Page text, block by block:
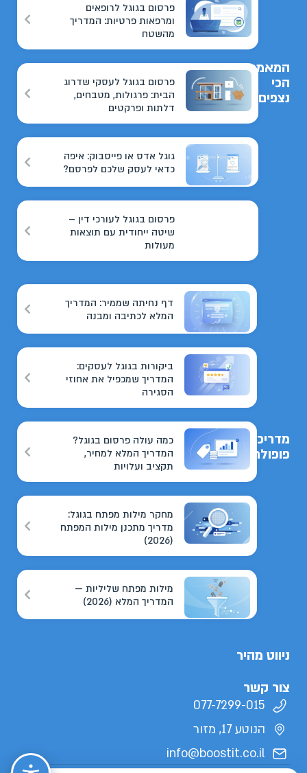
המאמרים
הכי
נצפים
פרסום בגוגל לרופאים
ומרפאות פרטיות: המדריך
מהשטח
פרסום בגוגל לעסקי שדרוג
הבית: פרגולות, מטבחים,
דלתות ופרקטים
גוגל אדס או פייסבוק: איפה
כדאי לעסק שלכם לפרסם?
פרסום בגוגל לעורכי דין –
שיטה ייחודית עם תוצאות
מעולות
מדריכים
פופולריים
דף נחיתה שממיר: המדריך
המלא לכתיבה ומבנה
ביקורות בגוגל לעסקים:
המדריך שמכפיל את אחוזי
הסגירה
כמה עולה פרסום בגוגל?
המדריך המלא למחיר,
תקציב ועלויות
מחקר מילות מפתח בגוגל:
מדריך מתכנן מילות המפתח
(2026)
מילות מפתח שליליות —
המדריך המלא (2026)
ניווט מהיר
צור קשר
077-7299-015
הנוטע 17, מזור
info@boostit.co.il